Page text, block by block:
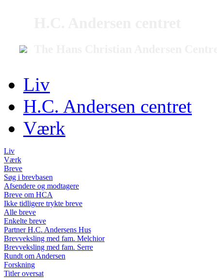
Liv
H.C. Andersen centret
Værk
Liv
Værk
Breve
Søg i brevbasen
Afsendere og modtagere
Breve om HCA
Ikke tidligere trykte breve
Alle breve
Enkelte breve
Partner H.C. Andersens Hus
Brevveksling med fam. Melchior
Brevveksling med fam. Serre
Rundt om Andersen
Forskning
Titler oversat